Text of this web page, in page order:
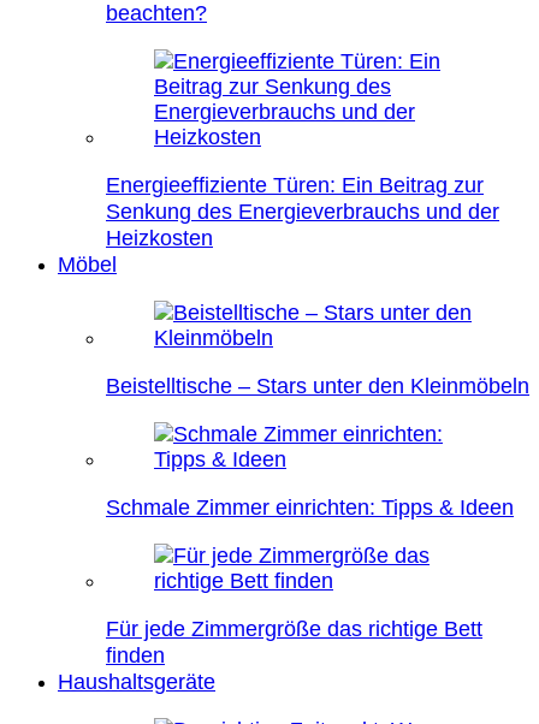
beachten?
Energieeffiziente Türen: Ein Beitrag zur
Senkung des Energieverbrauchs und der
Heizkosten
Möbel
Beistelltische – Stars unter den Kleinmöbeln
Schmale Zimmer einrichten: Tipps & Ideen
Für jede Zimmergröße das richtige Bett
finden
Haushaltsgeräte